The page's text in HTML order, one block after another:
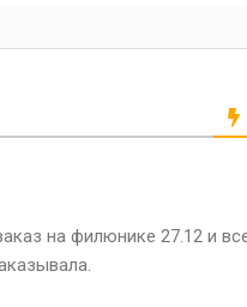
на филюнике 27.12 и